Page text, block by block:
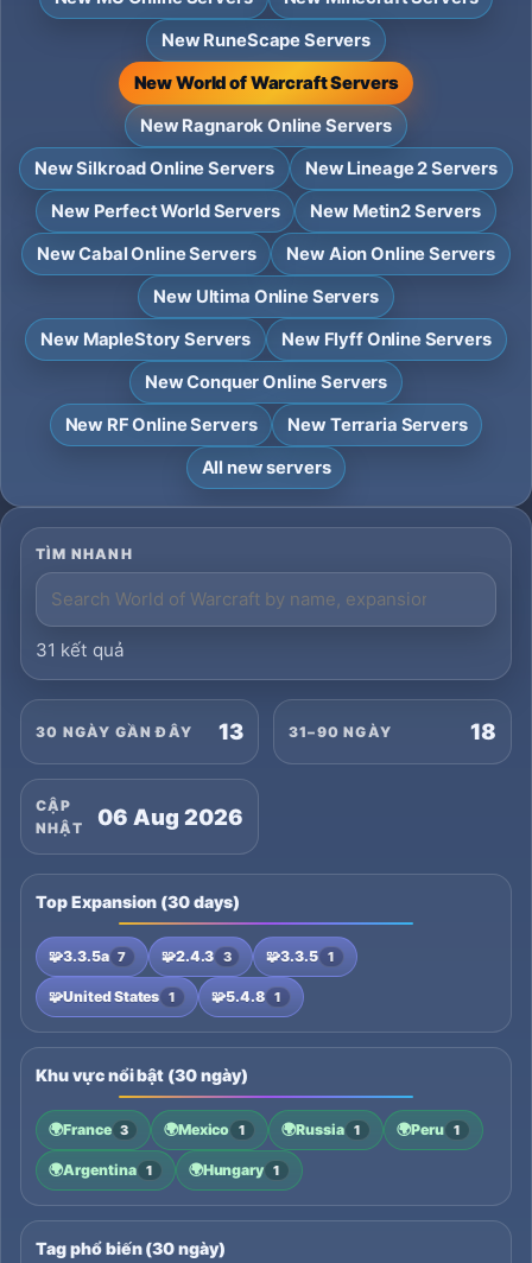
New RuneScape Servers
New World of Warcraft Servers
New Ragnarok Online Servers
New Silkroad Online Servers
New Lineage 2 Servers
New Perfect World Servers
New Metin2 Servers
New Cabal Online Servers
New Aion Online Servers
New Ultima Online Servers
New MapleStory Servers
New Flyff Online Servers
New Conquer Online Servers
New RF Online Servers
New Terraria Servers
All new servers
TÌM NHANH
31 kết quả
30 NGÀY GẦN ĐÂY 13 31–90 NGÀY 18
CẬP
NHẬT
06 Aug 2026
Top Expansion (30 days)
🧩3.3.5a 7 🧩2.4.3 3 🧩3.3.5 1
🧩United States 1 🧩5.4.8 1
Khu vực nổi bật (30 ngày)
🌍France 3 🌍Mexico 1 🌍Russia 1 🌍Peru 1
🌍Argentina 1 🌍Hungary 1
Tag phổ biến (30 ngày)